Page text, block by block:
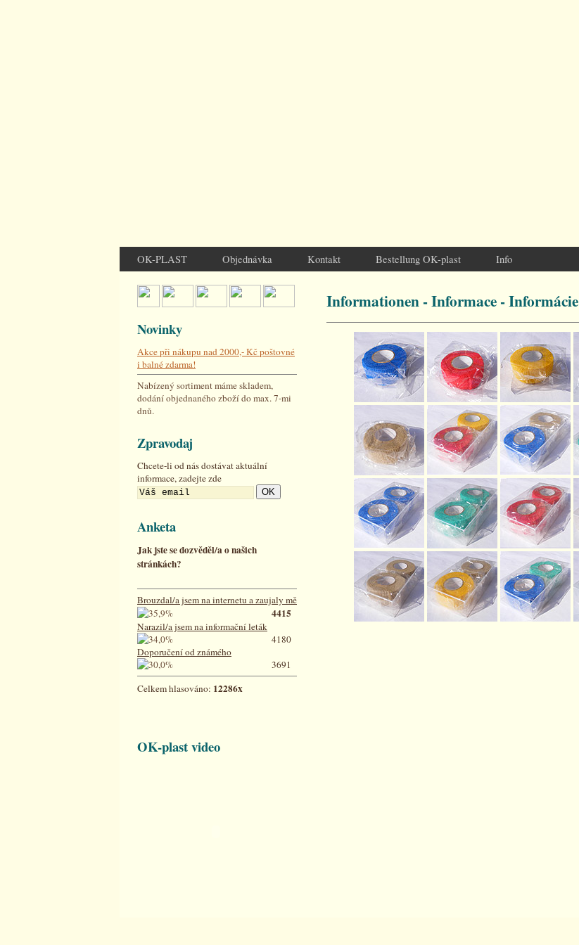
OK-PLAST Objednávka Kontakt Bestellung OK-plast Info
Novinky
Akce při nákupu nad 2000,- Kč poštovné
i balné zdarma!
Nabízený sortiment máme skladem,
dodání objednaného zboží do max. 7-mi
dnů.
Zpravodaj
Chcete-li od nás dostávat aktuální
informace, zadejte zde
OK
Anketa
Jak jste se dozvěděl/a o našich
stránkách?
Brouzdal/a jsem na internetu a zaujaly mě
4415
Narazil/a jsem na informační leták
4180
Doporučení od známého
3691
Celkem hlasováno: 12286x
OK-plast video
Informationen - Informace - Informácie